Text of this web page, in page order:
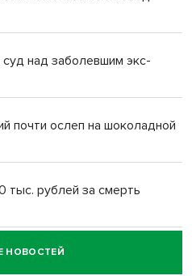
над заболевшим экс-
почти ослеп на шоколадной
тыс. рублей за смерть
водителя за смерть
НОВОСТЕЙ